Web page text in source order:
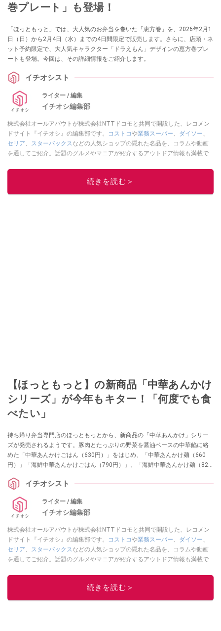
巻プレート」も登場！
「ほっともっと」では、大人気のお弁当を巻いた「恵方巻」を、2026年2月1
日（日）から2月4日（水）までの4日間限定で販売します。さらに、店頭・ネ
ット予約限定で、大人気キャラクター「ドラえもん」デザインの恵方巻プレ
ートも登場。今回は、その詳細情報をご紹介します。
イチオシスト
ライター / 編集
イチオシ編集部
株式会社オールアバウトが株式会社NTTドコモと共同で開設した、レコメン
ドサイト『イチオシ』の編集部です。
コストコや業務スーパー、 ダイソー、
セリア、 スターバックスなどの人気ショップの隠れた名品を、コラムや動画
を通してご紹介。話題のグルメやマニアが紹介するアウトドア情報も満載で
レビューしています。毎日トレンド情報をお届けしているので、ぜひ
してください！続きを読む＞
【ほっともっと】の新商品「中華あんかけ
シリーズ」が今年もキター！「何度でも食
べたい」
持ち帰り弁当専門店のほっともっとから、新商品の「中華あんかけ」シリー
ズが発売されるようです。豚肉とたっぷりの野菜を醤油ベースの中華餡に絡
めた「中華あんかけごはん（630円）」をはじめ、「中華あんかけ麺（660
円）」「海鮮中華あんかけごはん（790円）」、「海鮮中華あんかけ麺（820
になる方はぜひお買い物の参考にしてみてくださいね。
イチオシスト
ライター / 編集
イチオシ編集部
株式会社オールアバウトが株式会社NTTドコモと共同で開設した、レコメン
ドサイト『イチオシ』の編集部です。
コストコや業務スーパー、 ダイソー、
セリア、 スターバックスなどの人気ショップの隠れた名品を、コラムや動画
を通してご紹介。話題のグルメやマニアが紹介するアウトドア情報も満載で
レビューしています。毎日トレンド情報をお届けしているので、ぜひ
してください！続きを読む＞